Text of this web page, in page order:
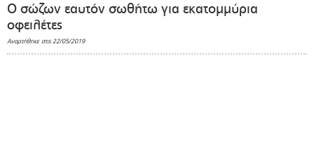
Ο σώζων εαυτόν σωθήτω για εκατομμύρια
οφειλέτες
Αναρτήθηκε στις 22/05/2019